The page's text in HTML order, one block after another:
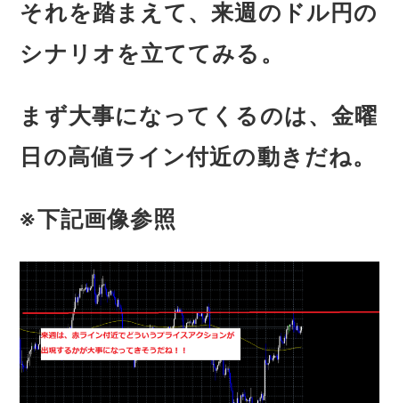
それを踏まえて、来週のドル円の
シナリオを立ててみる。
まず大事になってくるのは、金曜
日の高値ライン付近の動きだね。
※下記画像参照